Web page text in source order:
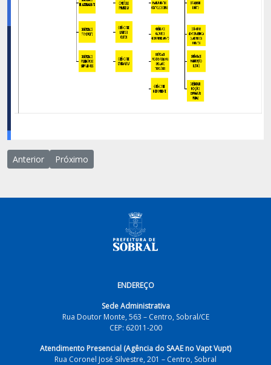
Artigo anterior: Competências
Anterior Próximo artigo: Imprensa
Próximo
ENDEREÇO
Sede Administrativa
Rua Doutor Monte, 563 – Centro, Sobral/CE
CEP: 62011-200
Atendimento Presencial (Agência do SAAE no Vapt Vupt)
Rua Coronel José Silvestre, 201 – Centro, Sobral